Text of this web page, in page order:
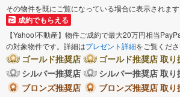
その物件を既にご覧になっている場合に表示されます
成約でもらえる
【Yahoo!不動産】物件ご成約で最大20万円相当
の対象物件です。詳細はプレゼント詳細をご覧くださ
ゴールド推奨店
ゴールド推奨店 取り
シルバー推奨店
シルバー推奨店 取り
ブロンズ推奨店
ブロンズ推奨店 取り